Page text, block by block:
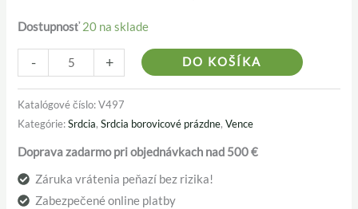
Dostupnosť 20 na sklade
- + DO KOŠÍKA
Katalógové číslo:V497
Kategórie:Srdcia,Srdcia borovicové prázdne,Vence
Doprava zadarmo pri objednávkach nad 500 €
Záruka vrátenia peňazí bez rizika!
Zabezpečené online platby